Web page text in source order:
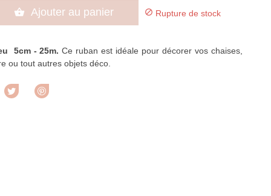
 Ajouter au panier  Rupture de stock
5cm - 25m. Ce ruban est idéale pour décorer vos chaises,
ou tout autres objets déco.
Tweet